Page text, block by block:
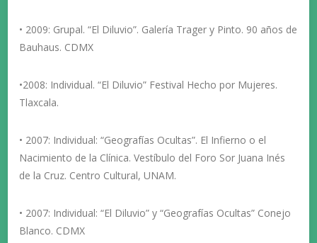
• 2009: Grupal. “El Diluvio”. Galería Trager y Pinto. 90 años de
Bauhaus. CDMX
•2008: Individual. “El Diluvio” Festival Hecho por Mujeres.
Tlaxcala.
• 2007: Individual: “Geografías Ocultas”. El Infierno o el
Nacimiento de la Clínica. Vestíbulo del Foro Sor Juana Inés
de la Cruz. Centro Cultural, UNAM.
• 2007: Individual: “El Diluvio” y “Geografías Ocultas” Conejo
Blanco. CDMX